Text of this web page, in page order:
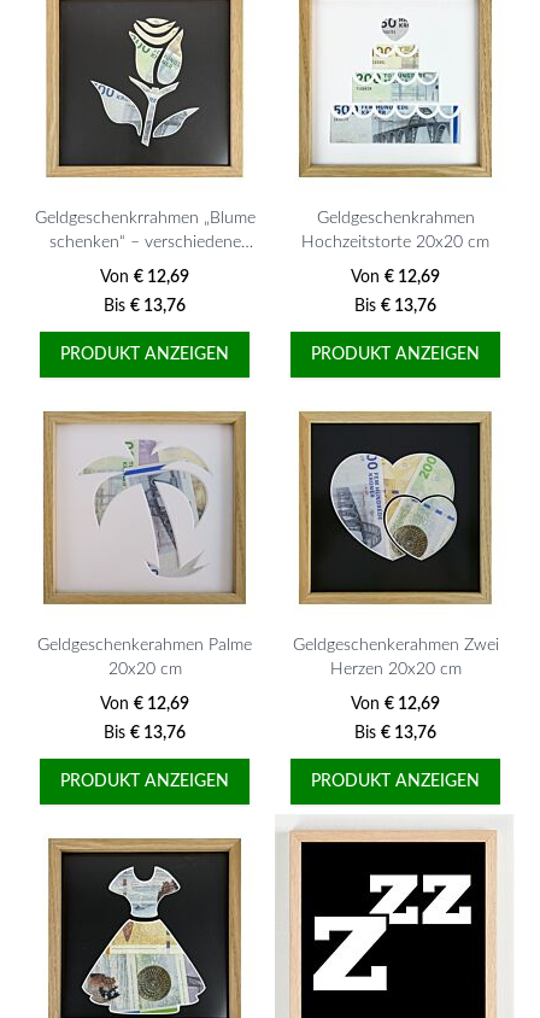
Geldgeschenkrrahmen „Blume
schenken“ – verschiedene
Varianten, 20x20 cm
Von € 12,69
Bis € 13,76
PRODUKT ANZEIGEN
Geldgeschenkrahmen
Hochzeitstorte 20x20 cm
Von € 12,69
Bis € 13,76
PRODUKT ANZEIGEN
Geldgeschenkerahmen Palme
20x20 cm
Von € 12,69
Bis € 13,76
PRODUKT ANZEIGEN
Geldgeschenkerahmen Zwei
Herzen 20x20 cm
Von € 12,69
Bis € 13,76
PRODUKT ANZEIGEN